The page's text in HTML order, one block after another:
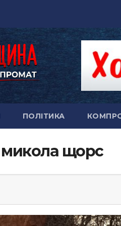
ПОЛІТИКА
микола щорс